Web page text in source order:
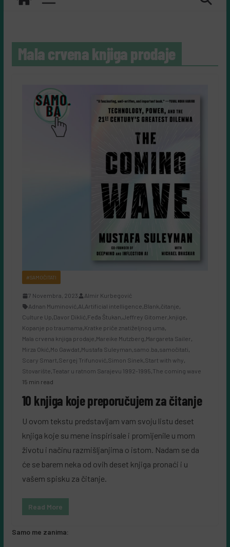
Mala crvena knjiga prodaje
#SAMOČITATI
7 Novembra, 2023
Almir Kurbegović
Adnan Muminović,AI,Artificial intelligence,Blank,čitanje,
Culture Up,Davor Diklić,Feđa Štukan,Jeffrey Gitomer,knjige,
Kopanje po traumama,Kratke priče znatiželjnog uma,
Mala crvena knjiga prodaje,Mareike Mutzberg,Margareta Sailer,
Mirza Okić,Mo Gawdat,Mustafa Suleyman,samo.ba,samočitati,
Scary Smart,Sergej Trifunović,Simon Sinek,Start with why,
Stovarište,Teatar u ratnom Sarajevu 1992-1995,The coming wave
15 min read
10 knjiga koje preporučujem za čitanje
U ovom tekstu predstavljam vam svoju listu deset
knjiga koje su mene inspirisale i promijenile u mom
životu i načinu razmišljanjima o istom. Nadam se da
će se barem neka od ovih deset knjiga pronaći i u
vašem spisku za čitanje.
Read More
Samo me zanima: